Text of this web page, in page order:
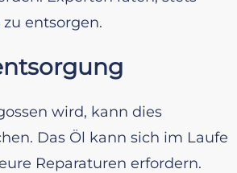
entsorgen.
wird, kann dies
Das Öl kann sich im Laufe
Reparaturen erfordern.